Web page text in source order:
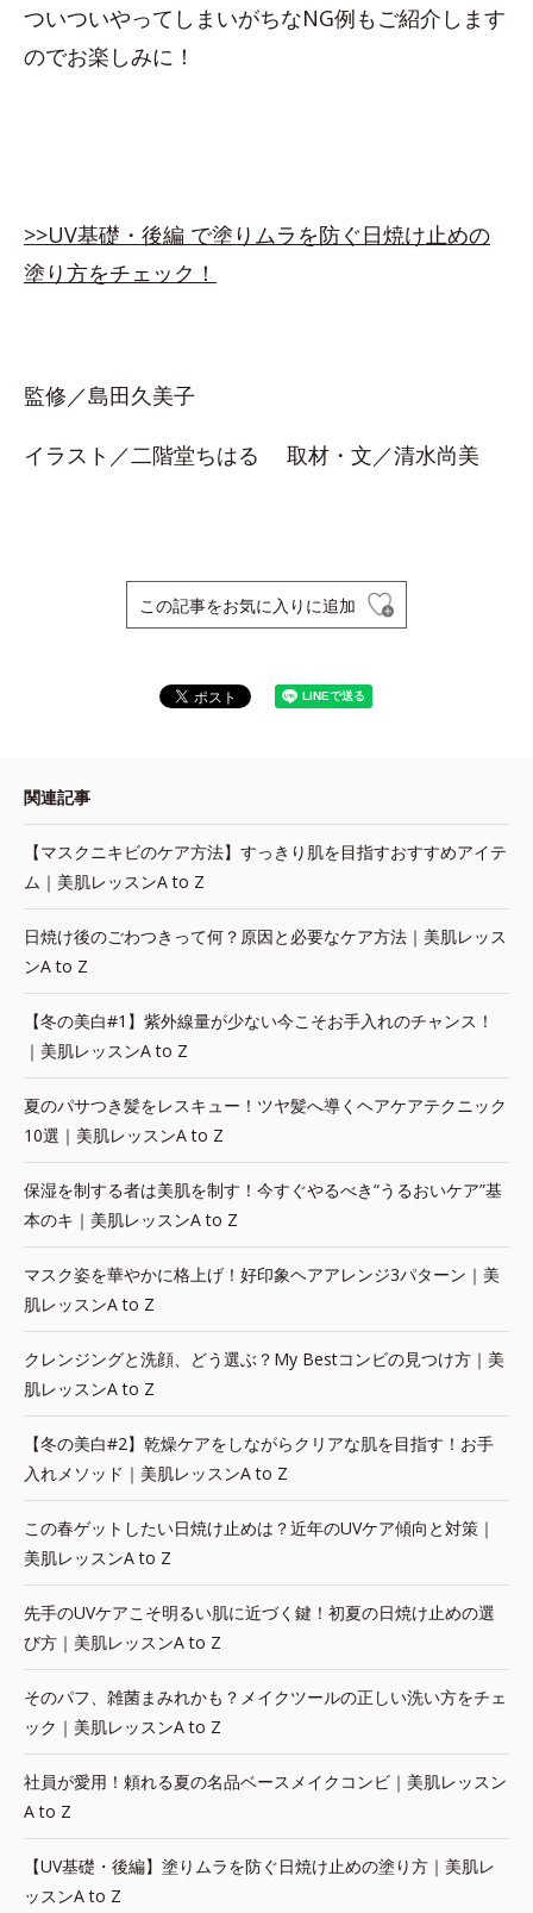
ついついやってしまいがちなNG例もご紹介します
のでお楽しみに！
>>UV基礎・後編 で塗りムラを防ぐ日焼け止めの
塗り方をチェック！
監修／島田久美子
イラスト／二階堂ちはる 取材・文／清水尚美
この記事をお気に入りに追加
関連記事
【マスクニキビのケア方法】すっきり肌を目指すおすすめアイテ
ム｜美肌レッスンA to Z
日焼け後のごわつきって何？原因と必要なケア方法｜美肌レッス
ンA to Z
【冬の美白#1】紫外線量が少ない今こそお手入れのチャンス！
｜美肌レッスンA to Z
夏のパサつき髪をレスキュー！ツヤ髪へ導くヘアケアテクニック
10選｜美肌レッスンA to Z
保湿を制する者は美肌を制す！今すぐやるべき“うるおいケア”基
本のキ｜美肌レッスンA to Z
マスク姿を華やかに格上げ！好印象ヘアアレンジ3パターン｜美
肌レッスンA to Z
クレンジングと洗顔、どう選ぶ？My Bestコンビの見つけ方｜美
肌レッスンA to Z
【冬の美白#2】乾燥ケアをしながらクリアな肌を目指す！お手
入れメソッド｜美肌レッスンA to Z
この春ゲットしたい日焼け止めは？近年のUVケア傾向と対策｜
美肌レッスンA to Z
先手のUVケアこそ明るい肌に近づく鍵！初夏の日焼け止めの選
び方｜美肌レッスンA to Z
そのパフ、雑菌まみれかも？メイクツールの正しい洗い方をチェ
ック｜美肌レッスンA to Z
社員が愛用！頼れる夏の名品ベースメイクコンビ｜美肌レッスン
A to Z
【UV基礎・後編】塗りムラを防ぐ日焼け止めの塗り方｜美肌レ
ッスンA to Z